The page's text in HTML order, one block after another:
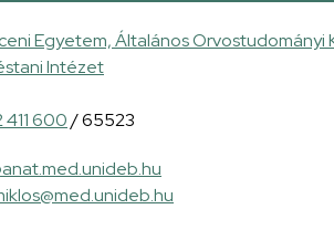
Egyetem, Általános Orvostudományi
Intézet
411 600/ 65523